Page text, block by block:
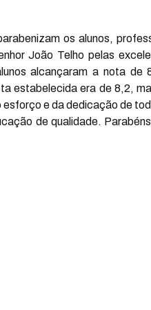
os alunos,
João Telho pelas
alcançaram a nota de
estabelecida era de 8,2,
e da dedicação de
de qualidade.